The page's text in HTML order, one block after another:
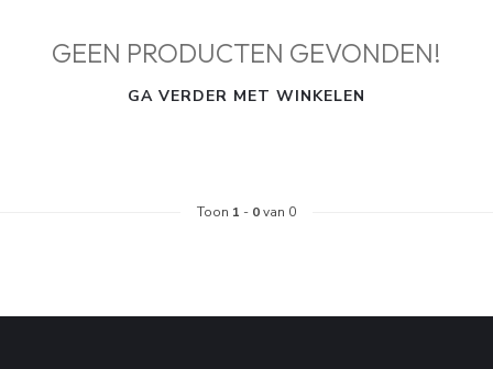
GEEN PRODUCTEN GEVONDEN!
GA VERDER MET WINKELEN
Toon 1 - 0van 0